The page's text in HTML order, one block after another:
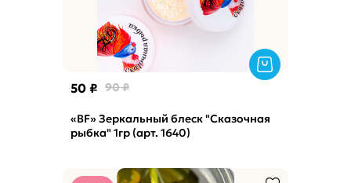
50 ₽ 90 ₽
«BF» Зеркальный блеск "Сказочная
рыбка" 1гр (арт. 1640)